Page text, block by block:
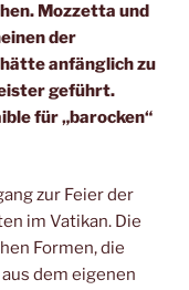
Mozzetta und
der
anfänglich zu
geführt.
für „barocken“
zur Feier der
im Vatikan. Die
Formen, die
dem eigenen